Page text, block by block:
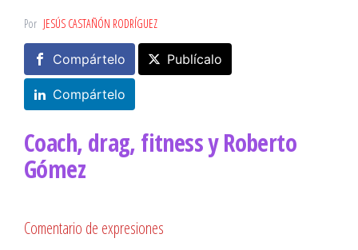
Por JESÚS CASTAÑÓN RODRÍGUEZ
Compártelo Publícalo
Compártelo
Coach, drag, fitness y Roberto
Gómez
Comentario de expresiones